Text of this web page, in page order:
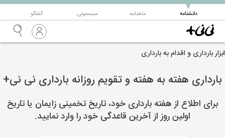
دانشنامه
▼ ماهنامه سیسمونی گفتگو
ابزار بارداری و اقدام به بارداری
بارداری هفته به هفته و تقویم روزانه بارداری نی نی+
برای اطلاع از هفته بارداری خود،تاریخ تخمینی زایمان یا تاریخ
اولین روز از آخرین قاعدگی خود را وارد نمایید.